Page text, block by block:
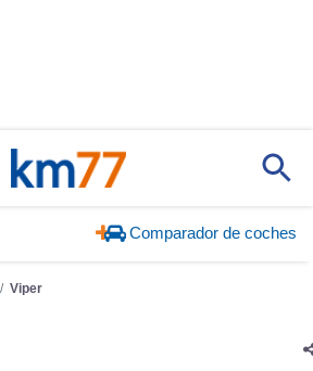
Comparador de coches
Viper